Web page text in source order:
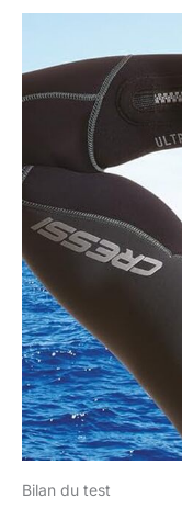
Bilan du test